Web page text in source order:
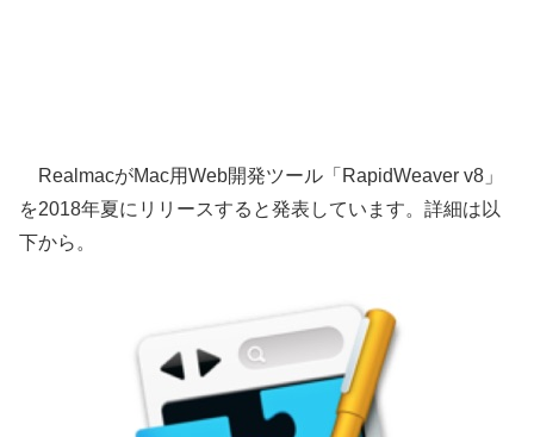
RealmacがMac用Web開発ツール「RapidWeaver v8」
を2018年夏にリリースすると発表しています。詳細は以
下から。